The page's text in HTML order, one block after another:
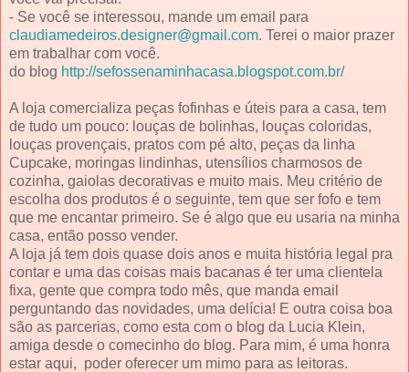
- Se você se interessou, mande um email para
claudiamedeiros.designer@gmail.com. Terei o maior prazer
em trabalhar com você.
do blog http://sefossenaminhacasa.blogspot.com.br/
A loja comercializa peças fofinhas e úteis para a casa, tem
de tudo um pouco: louças de bolinhas, louças coloridas,
louças provençais, pratos com pé alto, peças da linha
Cupcake, moringas lindinhas, utensílios charmosos de
cozinha, gaiolas decorativas e muito mais. Meu critério de
escolha dos produtos é o seguinte, tem que ser fofo e tem
que me encantar primeiro. Se é algo que eu usaria na minha
casa, então posso vender.
A loja já tem dois quase dois anos e muita história legal pra
contar e uma das coisas mais bacanas é ter uma clientela
fixa, gente que compra todo mês, que manda email
perguntando das novidades, uma delícia! E outra coisa boa
são as parcerias, como esta com o blog da Lucia Klein,
amiga desde o comecinho do blog. Para mim, é uma honra
estar aqui, poder oferecer um mimo para as leitoras.